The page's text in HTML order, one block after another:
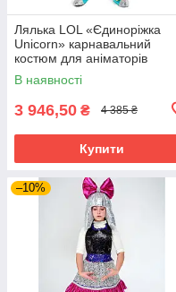
Лялька LOL «Єдиноріжка
Unicorn» карнавальний
костюм для аніматорів
В наявності
3 946,50 ₴ 4 385 ₴
Купити
–10%